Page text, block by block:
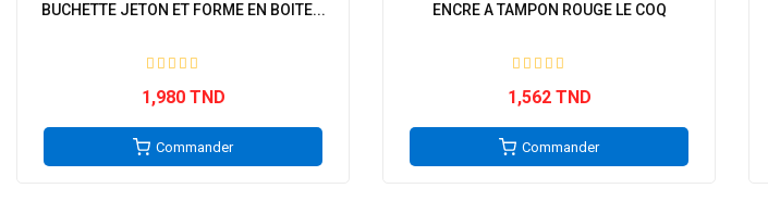
BUCHETTE JETON ET FORME EN BOITE...
1,980 TND
Commander
ENCRE A TAMPON ROUGE LE COQ
1,562 TND
Commander